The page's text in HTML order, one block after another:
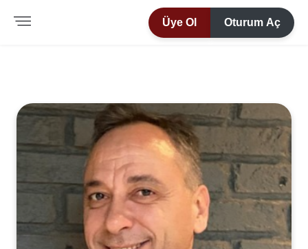
Üye Ol Oturum Aç